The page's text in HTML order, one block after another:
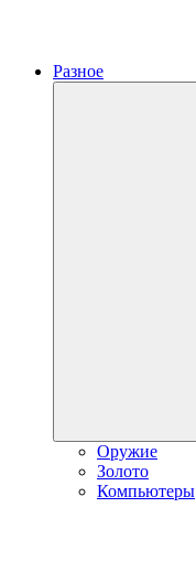
Разное
Оружие
Золото
Компьютеры